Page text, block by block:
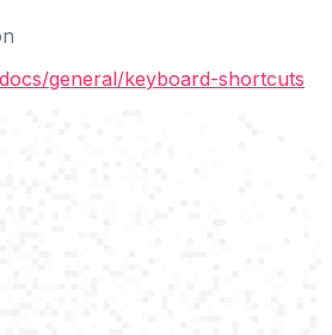
general/keyboard-shortcuts